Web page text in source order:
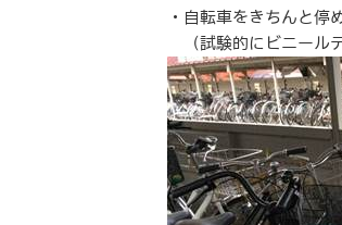
・自転車をきちんと停
（試験的にビニール